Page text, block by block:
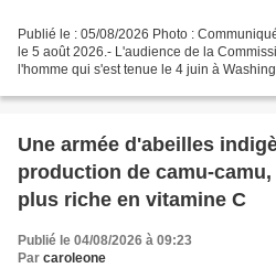
Publié le : 05/08/2026 Photo :
le 5 août 2026.- L'audience de la
l'homme qui s'est tenue le 4 juin à
Une armée d'abeilles
production de camu-
plus riche en vitamine C
Publié le 04/08/2026 à 09:23
Par caroleone